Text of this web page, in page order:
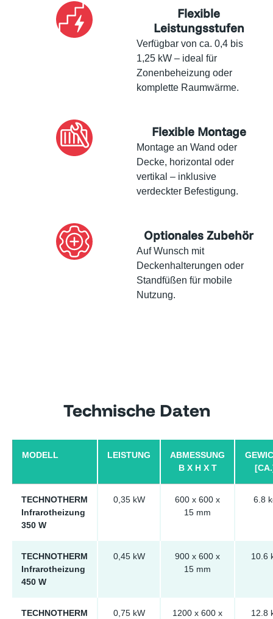
Flexible
Leistungsstufen
Verfügbar von ca. 0,4 bis
1,25 kW – ideal für
Zonenbeheizung oder
komplette Raumwärme.
Flexible Montage
Montage an Wand oder
Decke, horizontal oder
vertikal – inklusive
verdeckter Befestigung.
Optionales Zubehör
Auf Wunsch mit
Deckenhalterungen oder
Standfüßen für mobile
Nutzung.
Technische Daten
MODELL LEISTUNG
ABMESSUNG
B X H X T
TECHNOTHERM
Infrarotheizung
350 W
0,35 kW
600 x 600 x
15 mm
6.8
TECHNOTHERM
Infrarotheizung
450 W
0,45 kW
900 x 600 x
15 mm
10.6
TECHNOTHERM
0,75 kW
1200 x 600 x
12.8